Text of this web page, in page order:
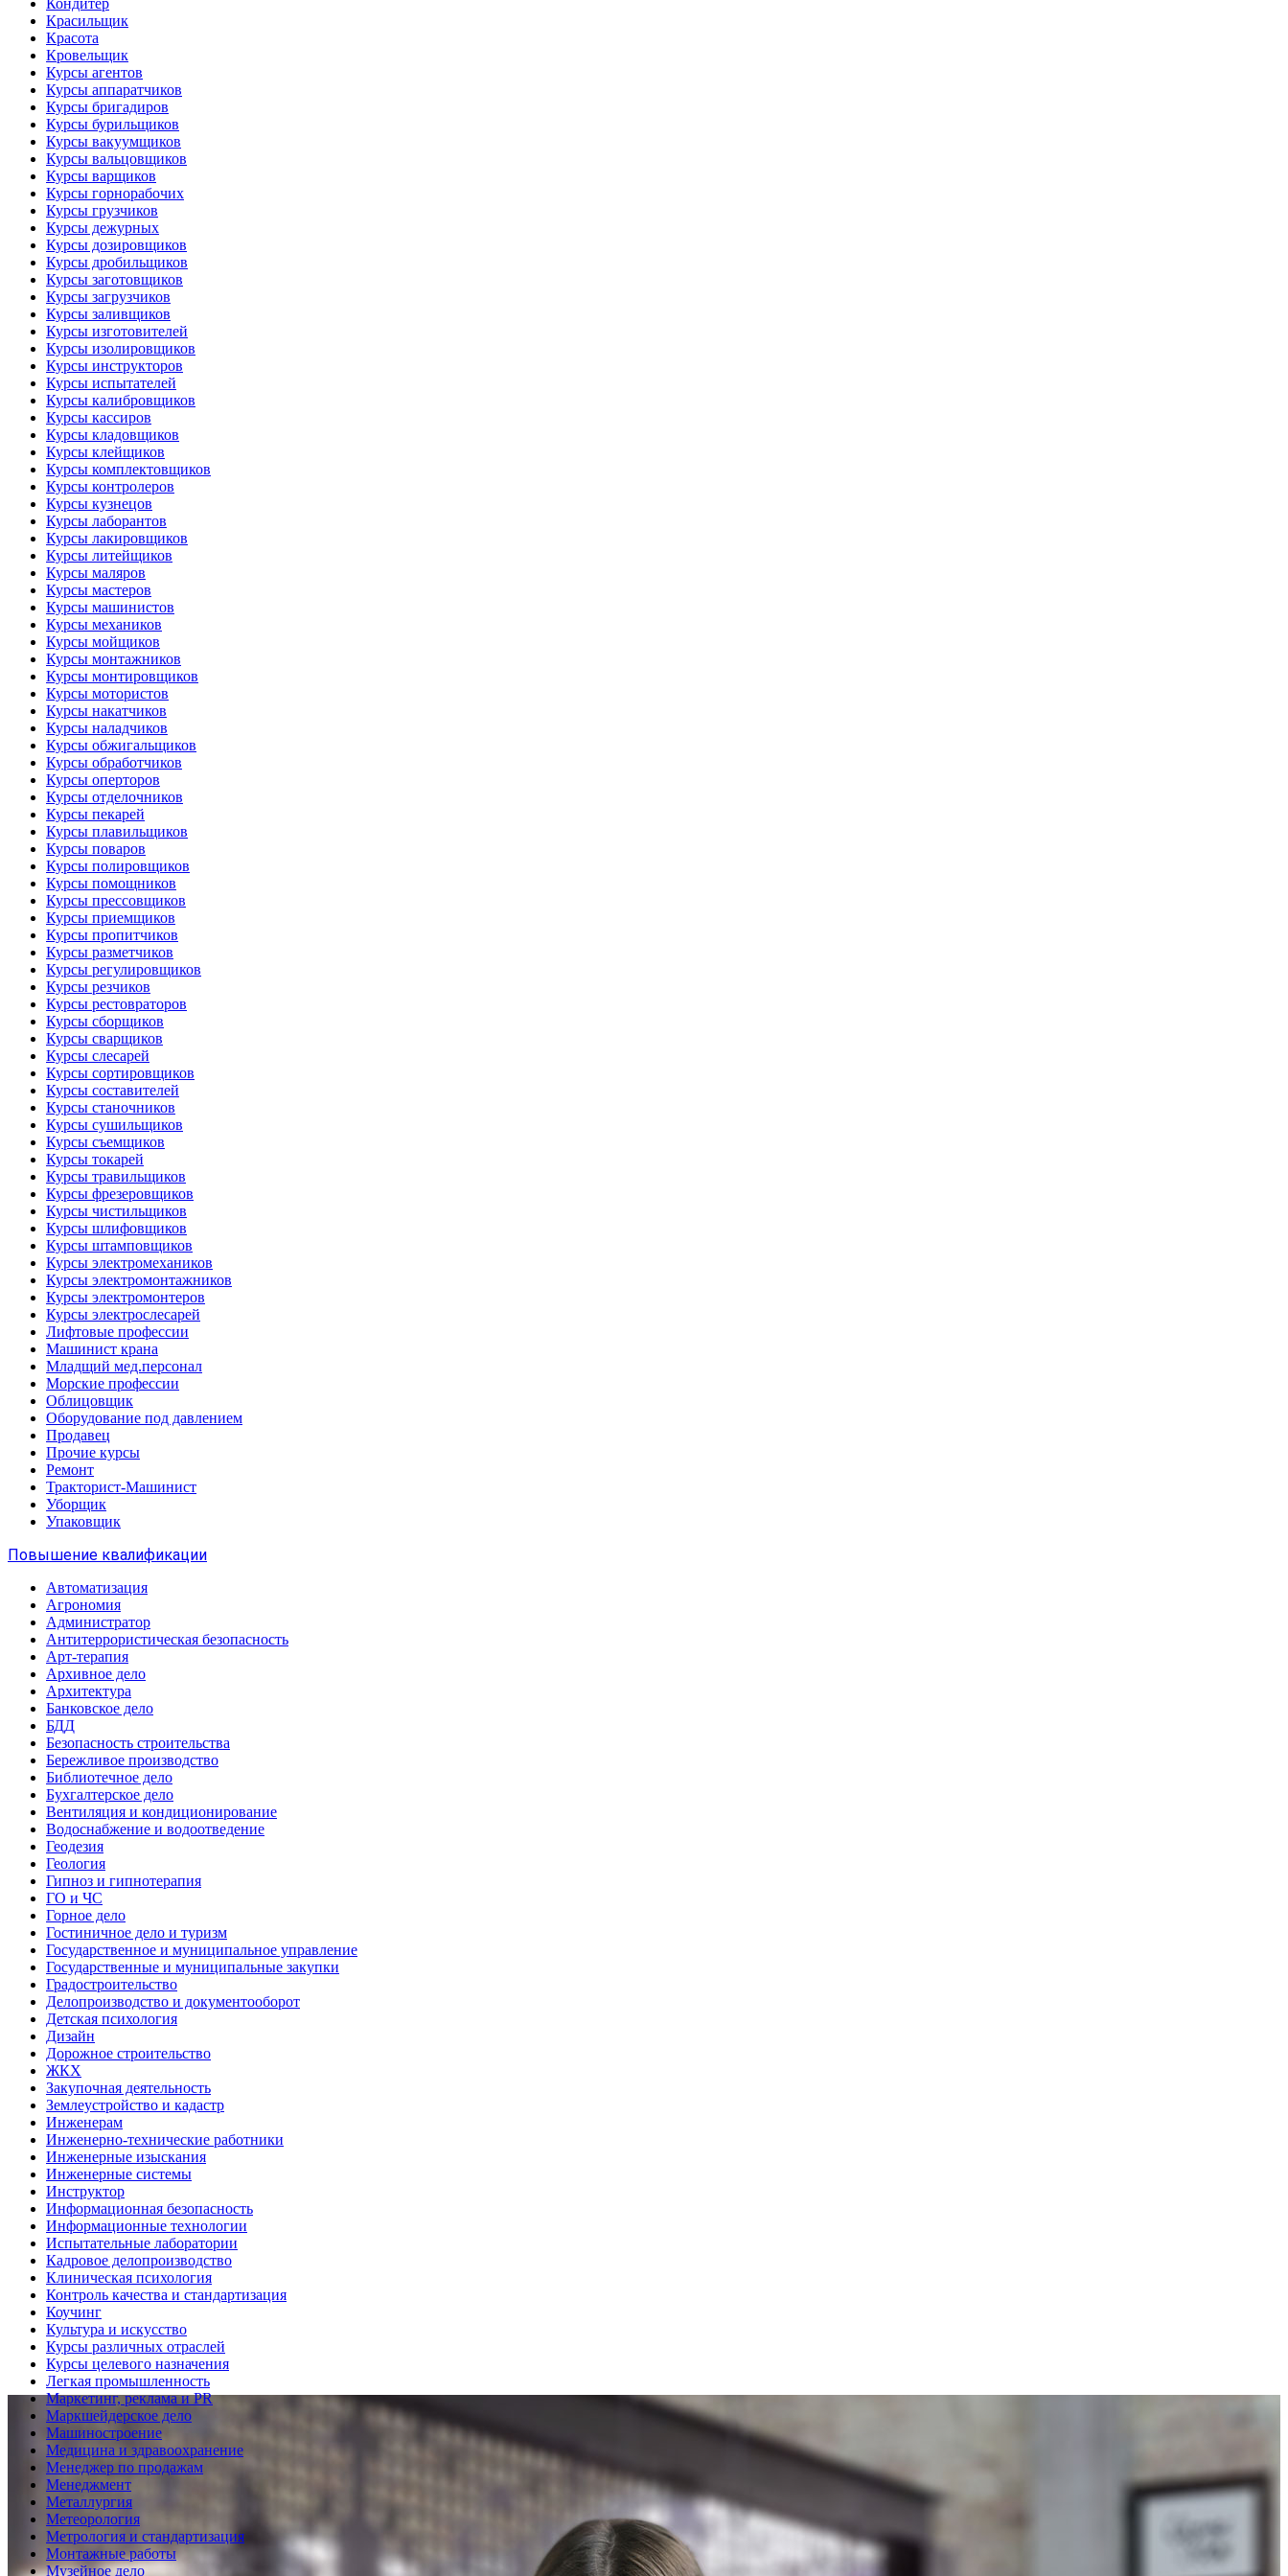
Кондитер
Красильщик
Красота
Кровельщик
Курсы агентов
Курсы аппаратчиков
Курсы бригадиров
Курсы бурильщиков
Курсы вакуумщиков
Курсы вальцовщиков
Курсы варщиков
Курсы горнорабочих
Курсы грузчиков
Курсы дежурных
Курсы дозировщиков
Курсы дробильщиков
Курсы заготовщиков
Курсы загрузчиков
Курсы заливщиков
Курсы изготовителей
Курсы изолировщиков
Курсы инструкторов
Курсы испытателей
Курсы калибровщиков
Курсы кассиров
Курсы кладовщиков
Курсы клейщиков
Курсы комплектовщиков
Курсы контролеров
Курсы кузнецов
Курсы лаборантов
Курсы лакировщиков
Курсы литейщиков
Курсы маляров
Курсы мастеров
Курсы машинистов
Курсы механиков
Курсы мойщиков
Курсы монтажников
Курсы монтировщиков
Курсы мотористов
Курсы накатчиков
Курсы наладчиков
Курсы обжигальщиков
Курсы обработчиков
Курсы оперторов
Курсы отделочников
Курсы пекарей
Курсы плавильщиков
Курсы поваров
Курсы полировщиков
Курсы помощников
Курсы прессовщиков
Курсы приемщиков
Курсы пропитчиков
Курсы разметчиков
Курсы регулировщиков
Курсы резчиков
Курсы рестовраторов
Курсы сборщиков
Курсы сварщиков
Курсы слесарей
Курсы сортировщиков
Курсы составителей
Курсы станочников
Курсы сушильщиков
Курсы съемщиков
Курсы токарей
Курсы травильщиков
Курсы фрезеровщиков
Курсы чистильщиков
Курсы шлифовщиков
Курсы штамповщиков
Курсы электромехаников
Курсы электромонтажников
Курсы электромонтеров
Курсы электрослесарей
Лифтовые профессии
Машинист крана
Младщий мед.персонал
Морские профессии
Облицовщик
Оборудование под давлением
Продавец
Прочие курсы
Ремонт
Тракторист-Машинист
Уборщик
Упаковщик
Повышение квалификации
Автоматизация
Агрономия
Администратор
Антитеррористическая безопасность
Арт-терапия
Архивное дело
Архитектура
Банковское дело
БДД
Безопасность строительства
Бережливое производство
Библиотечное дело
Бухгалтерское дело
Вентиляция и кондиционирование
Водоснабжение и водоотведение
Геодезия
Геология
Гипноз и гипнотерапия
ГО и ЧС
Горное дело
Гостиничное дело и туризм
Государственное и муниципальное управление
Государственные и муниципальные закупки
Градостроительство
Делопроизводство и документооборот
Детская психология
Дизайн
Дорожное строительство
ЖКХ
Закупочная деятельность
Землеустройство и кадастр
Инженерам
Инженерно-технические работники
Инженерные изыскания
Инженерные системы
Инструктор
Информационная безопасность
Информационные технологии
Испытательные лаборатории
Кадровое делопроизводство
Клиническая психология
Контроль качества и стандартизация
Коучинг
Культура и искусство
Курсы различных отраслей
Курсы целевого назначения
Легкая промышленность
Маркетинг, реклама и PR
Маркшейдерское дело
Машиностроение
Медицина и здравоохранение
Менеджер по продажам
Менеджмент
Металлургия
Метеорология
Метрология и стандартизация
Монтажные работы
Музейное дело